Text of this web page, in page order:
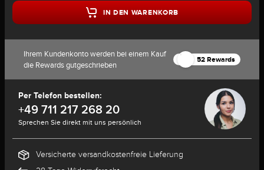
IN DEN WARENKORB
Ihrem Kundenkonto werden bei einem Kauf
die Rewards gutgeschrieben
52 Rewards
Per Telefon bestellen:
+49 711 217 268 20
Sprechen Sie direkt mit uns persönlich
Versicherte versandkostenfreie Lieferung